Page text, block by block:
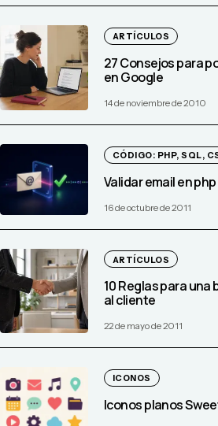
ARTÍCULOS
27 Consejos para
en Google
14 de noviembre de 2010
CÓDIGO: PHP, SQL,
Validar email en php
16 de octubre de 2011
ARTÍCULOS
10 Reglas para
al cliente
22 de mayo de 2011
ICONOS
Iconos planos